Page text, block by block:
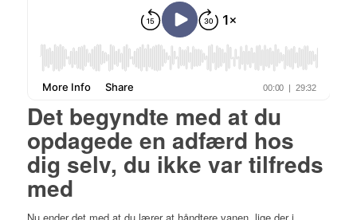
Det begyndte med at du
opdagede en adfærd hos
dig selv, du ikke var tilfreds
med